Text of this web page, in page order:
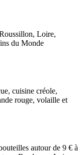
Loire,
du Monde
cuisine créole,
rouge, volaille et
autour de 9 € à